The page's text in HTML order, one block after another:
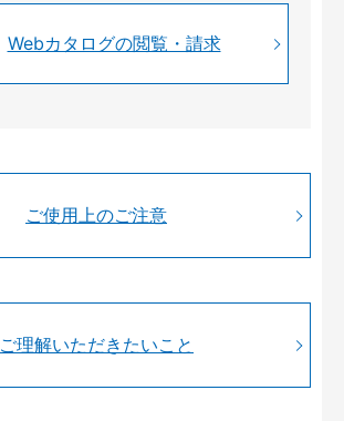
Webカタログの閲覧・請求
ご使用上のご注意
ご理解いただきたいこと